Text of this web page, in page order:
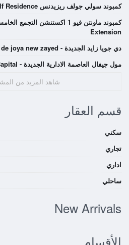
كمبوند سولي جولف ريزيدنس Suli Golf Residence
Extension
دي جويا زايد الجديدة - de joya new zayed - تاج مصر
مول جيفال العاصمة الادارية الجديدة - Mall Jeval New Capital
شاهد المزيد من
قسم العقار
سكني
تجاري
اداري
ساحلي
New Arrivals
الأقسام